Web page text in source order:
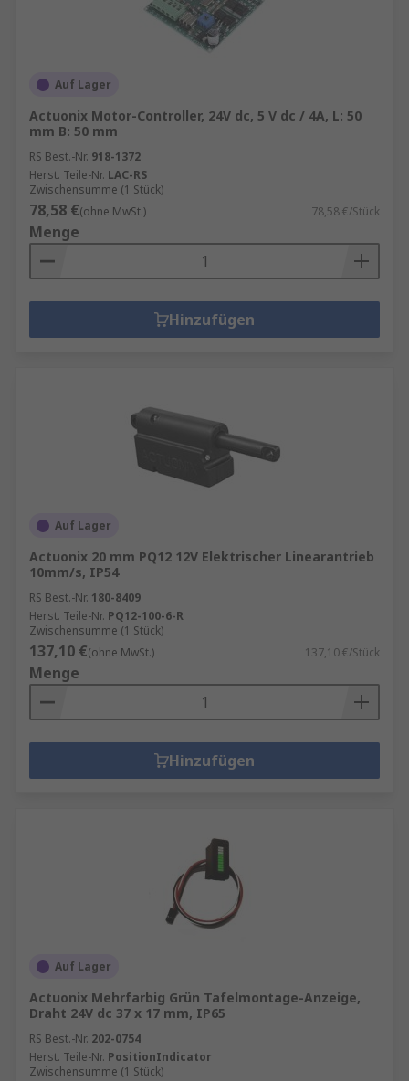
Auf Lager
Actuonix Motor-Controller, 24V dc, 5 V dc / 4A, L: 50
mm B: 50 mm
RS Best.-Nr. 918-1372
Herst. Teile-Nr. LAC-RS
Zwischensumme (1 Stück)
78,58 €(ohne MwSt.) 78,58 €/Stück
Menge
Hinzufügen
Auf Lager
Actuonix 20 mm PQ12 12V Elektrischer Linearantrieb
10mm/s, IP54
RS Best.-Nr. 180-8409
Herst. Teile-Nr. PQ12-100-6-R
Zwischensumme (1 Stück)
137,10 €(ohne MwSt.) 137,10 €/Stück
Menge
Hinzufügen
Auf Lager
Actuonix Mehrfarbig Grün Tafelmontage-Anzeige,
Draht 24V dc 37 x 17 mm, IP65
RS Best.-Nr. 202-0754
Herst. Teile-Nr. PositionIndicator
Zwischensumme (1 Stück)